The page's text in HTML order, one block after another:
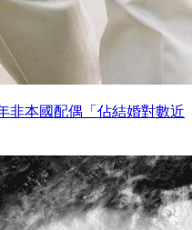
非本國配偶「佔結婚對數近